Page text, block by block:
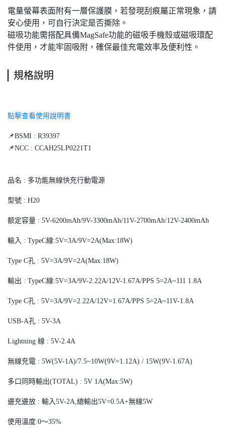
電量螢幕表面附有一層保護膜，若發現刮痕屬正常現象，請
安心使用，可自行決定是否撕除。
磁吸功能需搭配具備MagSafe功能的磁吸手機殼或磁吸環配
件使用，才能牢固吸附，確保最佳充電效率及便利性。
規格說明
點擊查看使用說明書
📌BSMI : R39397
📌NCC : CCAH25LP0221T1
品名 : 多功能無線快充行動電源
型號 : H20
额定容量 : 5V-6200mAh/9V-3300mAh/11V-2700mAh/12V-2400mAh
輸入 : TypeC線:5V=3A/9V=2A(Max:18W)
Type C孔 : 5V=3A/9V=2A(Max:18W)
輸出 : TypeC線:5V=3A/9V-2.22A/12V-1.67A/PPS 5=2A~111 1.8A
Type C孔 : 5V=3A/9V=2.22A/12V=1.67A/PPS 5=2A~11V-1.8A
USB-A孔 : 5V-3A
Lightning 線 : 5V-2.4A
無線充電 : 5W(5V-1A)/7.5~10W(9V=1.12A) / 15W(9V-1.67A)
多口同時輸出(TOTAL) : 5V 1A(Max:5W)
邊充邊放 : 輸入5V-2A,總輸出5V=0.5A+無線5W
使用溫度:0〜35%